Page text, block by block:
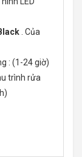
. Của
: (1-24 giờ)
trình rửa